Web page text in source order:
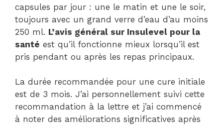
capsules par jour : une le matin et une le soir,
toujours avec un grand verre d’eau d’au moins
250 ml. L’avis général sur Insulevel pour la
santé est qu’il fonctionne mieux lorsqu’il est
pris pendant ou après les repas principaux.
La durée recommandée pour une cure initiale
est de 3 mois. J’ai personnellement suivi cette
recommandation à la lettre et j’ai commencé
à noter des améliorations significatives après